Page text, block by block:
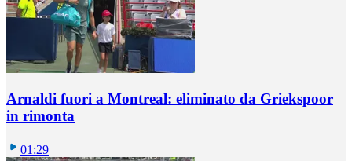
Arnaldi fuori a Montreal: eliminato da Griekspoor
in rimonta
01:29